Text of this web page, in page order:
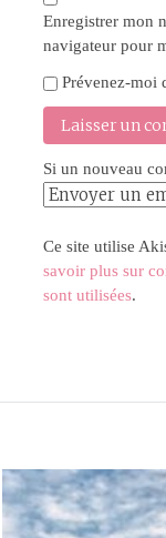
Enregistrer mon
navigateur pour
Prévenez-moi
Si un nouveau
Ce site utilise
savoir plus sur
sont utilisées.